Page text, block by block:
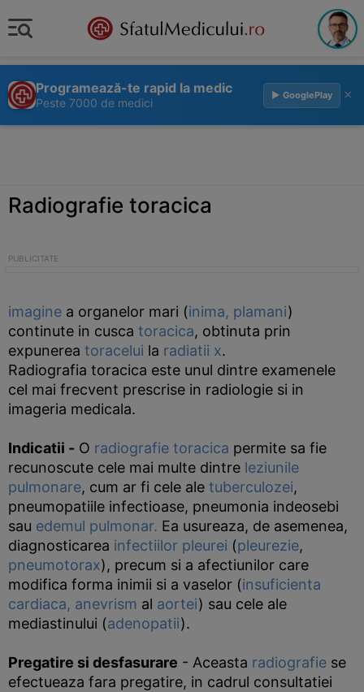
Programează-te rapid la medic
Peste 7000 de medici
▶ GooglePlay ×
Radiografie toracica
imagine a organelor mari (inima, plamani)
continute in cusca toracica, obtinuta prin
expunerea toracelui la radiatii x.
Radiografia toracica este unul dintre examenele
cel mai frecvent prescrise in radiologie si in
imageria medicala.
Indicatii - O radiografie toracica permite sa fie
recunoscute cele mai multe dintre leziunile
pulmonare, cum ar fi cele ale tuberculozei,
pneumopatiile infectioase, pneumonia indeosebi
sau edemul pulmonar. Ea usureaza, de asemenea,
diagnosticarea infectiilor pleurei (pleurezie,
pneumotorax), precum si a afectiunilor care
modifica forma inimii si a vaselor (insuficienta
cardiaca, anevrism al aortei) sau cele ale
mediastinului (adenopatii).
Pregatire si desfasurare - Aceasta radiografie se
efectueaza fara pregatire, in cadrul consultatiei